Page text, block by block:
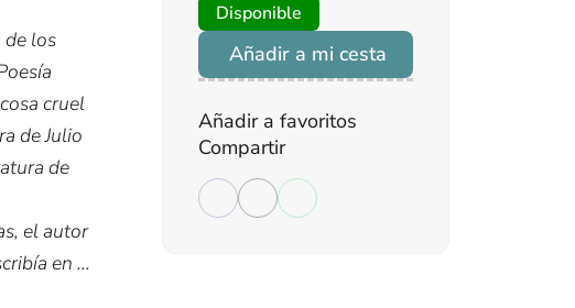
de los
cruel
de Julio
de
el autor
en ...
Disponible
Añadir a mi cesta
Añadir a favoritos
Compartir